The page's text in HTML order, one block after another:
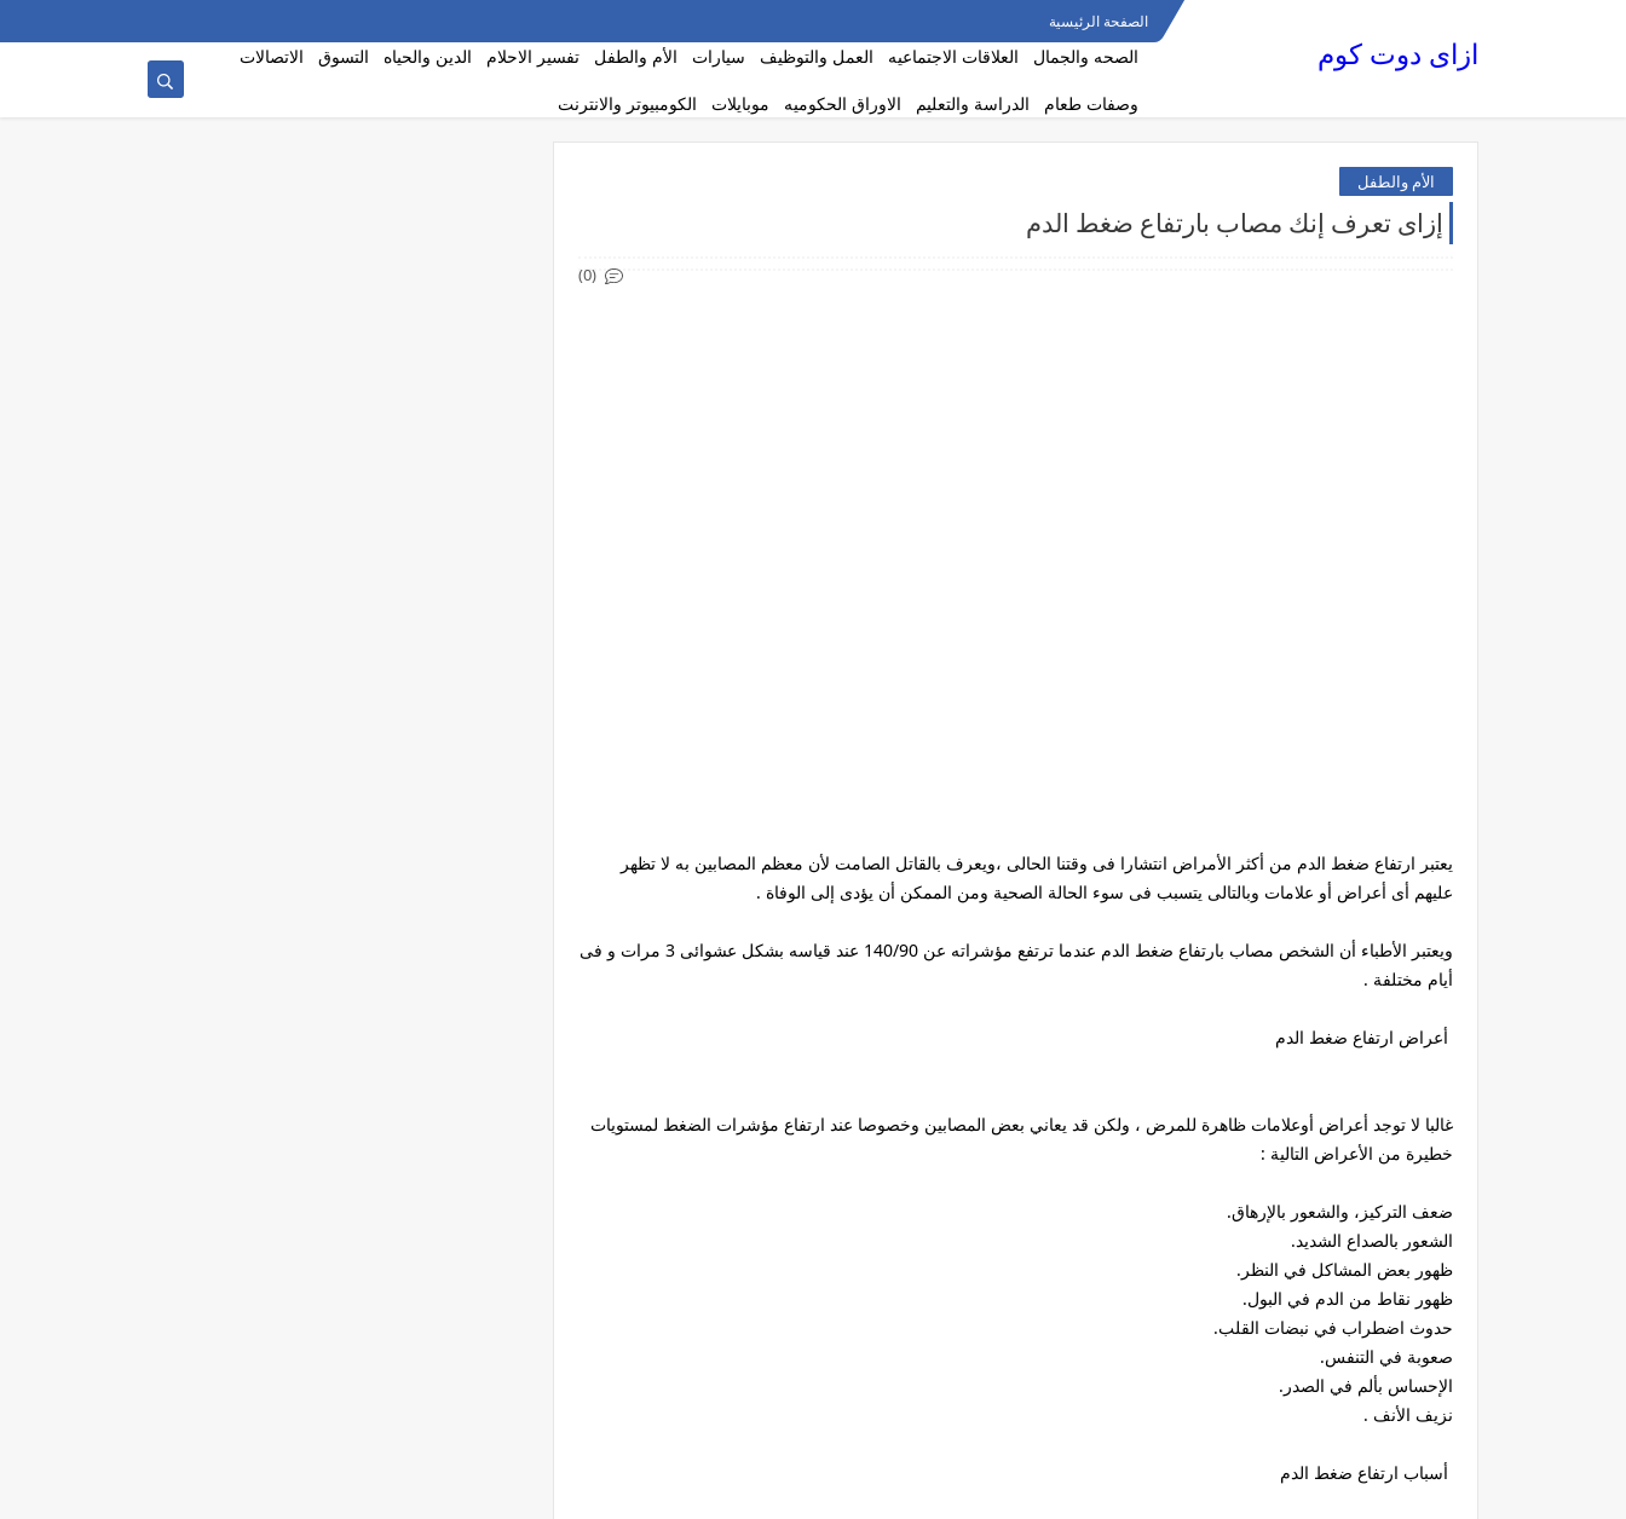
الصفحة الرئيسية
ازاى دوت كوم الصحه والجمال العلاقات الاجتماعيه العمل والتوظيف سيارات الأم والطفل تفسير الاحلام الدين والحياه التسوق الاتصالات
وصفات طعام الدراسة والتعليم الاوراق الحكوميه موبايلات الكومبيوتر والانترنت
الأم والطفل
إزاى تعرف إنك مصاب بارتفاع ضغط الدم
(0)
يعتبر ارتفاع ضغط الدم من أكثر الأمراض انتشارا فى وقتنا الحالى ،ويعرف بالقاتل الصامت لأن معظم المصابين به لا تظهر
عليهم أى أعراض أو علامات وبالتالى يتسبب فى سوء الحالة الصحية ومن الممكن أن يؤدى إلى الوفاة .
ويعتبر الأطباء أن الشخص مصاب بارتفاع ضغط الدم عندما ترتفع مؤشراته عن 140/90 عند قياسه بشكل عشوائى 3 مرات و فى
أيام مختلفة .
أعراض ارتفاع ضغط الدم
غالبا لا توجد أعراض أوعلامات ظاهرة للمرض ، ولكن قد يعاني بعض المصابين وخصوصا عند ارتفاع مؤشرات الضغط لمستويات
خطيرة من الأعراض التالية :
ضعف التركيز، والشعور بالإرهاق.
الشعور بالصداع الشديد.
ظهور بعض المشاكل في النظر.
ظهور نقاط من الدم في البول.
حدوث اضطراب في نبضات القلب.
صعوبة في التنفس.
الإحساس بألم في الصدر.
نزيف الأنف .
أسباب ارتفاع ضغط الدم